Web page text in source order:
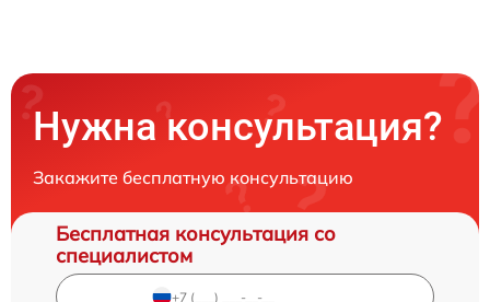
Нужна консультация?
Закажите бесплатную консультацию
Бесплатная консультация со
специалистом